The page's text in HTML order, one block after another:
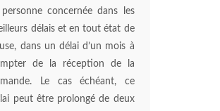
personne concernée dans les
délais et en tout état de
dans un délai d’un mois à
de la réception de la
Le cas échéant, ce
peut être prolongé de deux